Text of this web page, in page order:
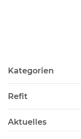
Kategorien
Refit
Aktuelles